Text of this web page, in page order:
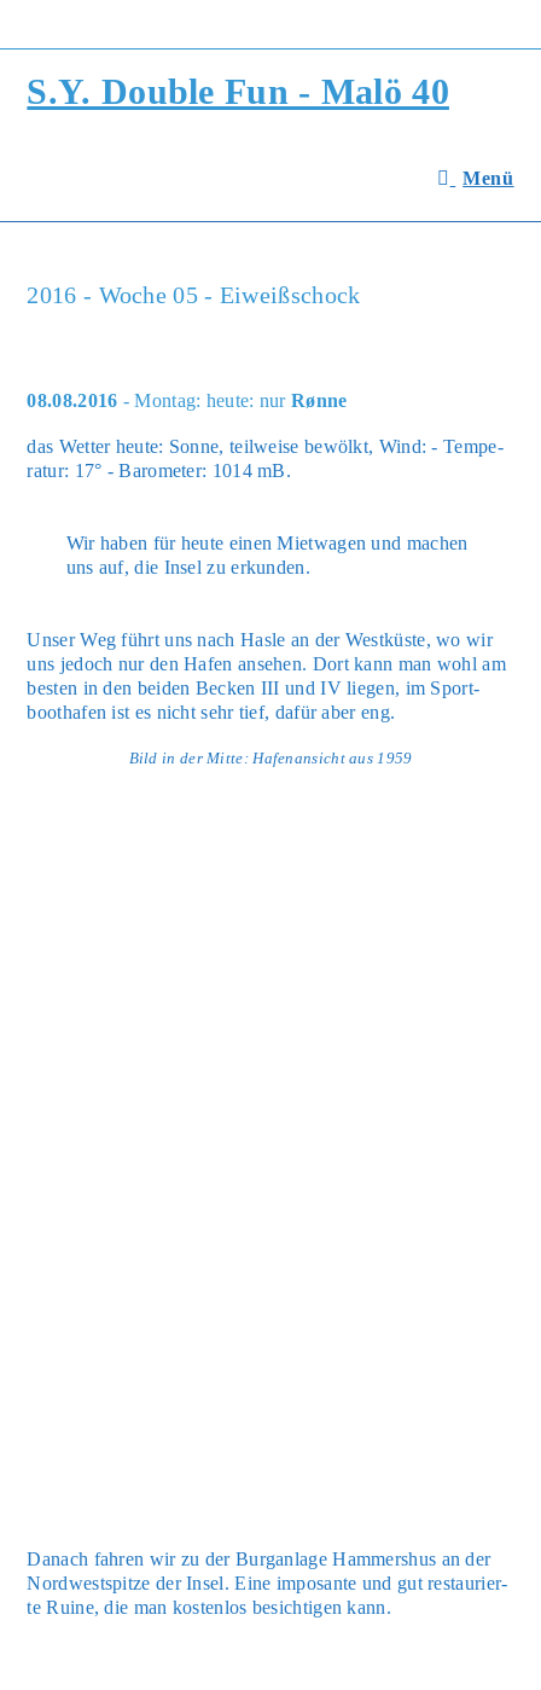
springen
S.Y. Double Fun - Malö 40
Menü
2016 - Woche 05 - Eiweißschock
08.08.2016 - Montag: heute: nurRønne
das Wet­ter heu­te: Son­ne, teil­wei­se bewölkt, Wind: - Tem­pe­
ra­tur: 17° - Baro­me­ter: 1014 mB.
Wir haben für heu­te einen Miet­wa­gen und machen
uns auf, die Insel zu erkun­den.
Unser Weg führt uns nach Has­le an der West­küs­te, wo wir
uns jedoch nur den Hafen anse­hen. Dort kann man wohl am
bes­ten in den bei­den Becken III und IV lie­gen, im Sport­
boot­ha­fen ist es nicht sehr tief, dafür aber eng.
Bild in der Mit­te: Hafen­an­sicht aus 1959
Danach fah­ren wir zu der Burg­an­la­ge Ham­mers­hus an der
Nord­west­spit­ze der Insel. Eine impo­san­te und gut restau­rier­
te Rui­ne, die man kos­ten­los besich­ti­gen kann.